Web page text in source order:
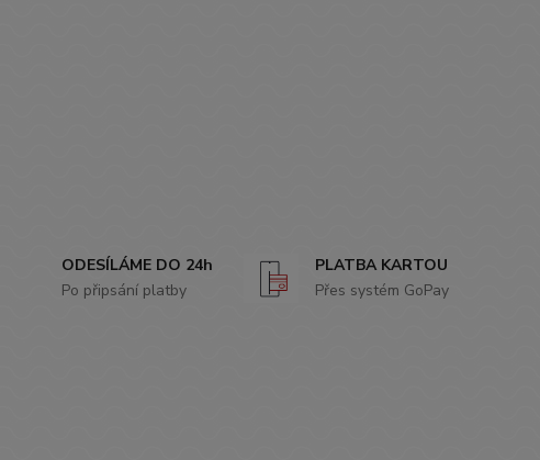
ODESÍLÁME DO 24h
Po připsání platby
PLATBA KARTOU
Přes systém GoPay